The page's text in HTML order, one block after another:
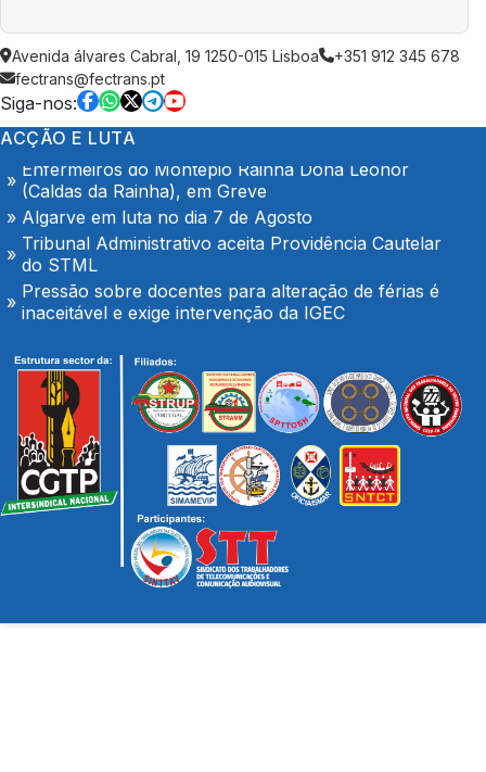
Avenida álvares Cabral, 19 1250-015 Lisboa
+351 912 345 678
fectrans@fectrans.pt
Siga-nos:
ACÇÃO E LUTA
AGOSTO é também de denúncia pública e de
exigência: mais profissionais de saúde, mais
condições de trabalho e mais SNS
Trabalhadores da Super Bock conquistam aumento
salarial
(Caldas da Rainha), em Greve
Algarve em luta no dia 7 de Agosto
Tribunal Administrativo aceita Providência Cautelar
do STML
Pressão sobre docentes para alteração de férias é
inaceitável e exige intervenção da IGEC
O Hospital de Seia é nosso e é público!
Secretário-geral da CGTP-IN com os trabalhadores
da Casco Pet
Portaria de extensão do Contrato Colectivo de
Trabalho Vertical no sector de mercadorias
FENPROF considera inaceitável o modelo de
pagamento imposto aos professores classificadores
AGOSTO é também de denúncia pública e de
exigência: mais profissionais de saúde, mais
condições de trabalho e mais SNS
Trabalhadores da Super Bock conquistam aumento